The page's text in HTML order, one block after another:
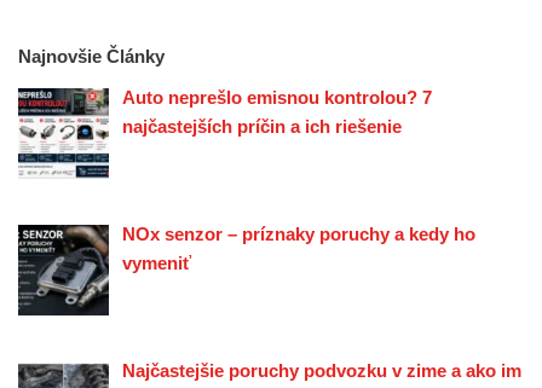
Najnovšie Články
Auto neprešlo emisnou kontrolou? 7
najčastejších príčin a ich riešenie
NOx senzor – príznaky poruchy a kedy ho
vymeniť
Najčastejšie poruchy podvozku v zime a ako im